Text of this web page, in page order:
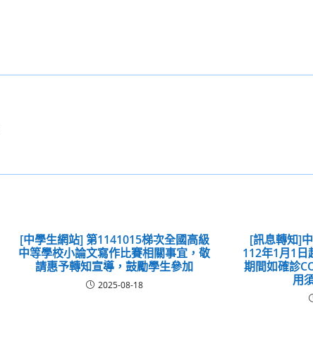
[中學生網站] 第1141015梯次全國高級
中等學校小論文寫作比賽相關事宜，敬
請惠予轉知宣導，鼓勵學生參加
2025-08-18
[訊息轉知]
112年1月1日
期間如確診
用